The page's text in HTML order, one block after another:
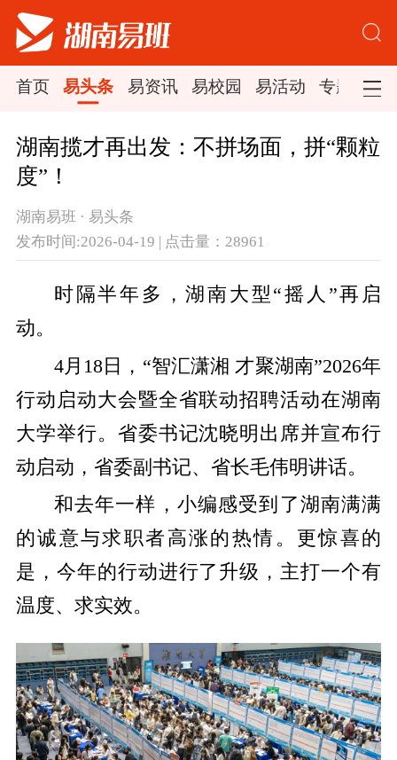
首页 易头条 易资讯 易校园 易活动 专题集锦
湖南揽才再出发：不拼场面，拼“颗粒
度”！
湖南易班 · 易头条
发布时间:2026-04-19 | 点击量：28961
时隔半年多，湖南大型“摇人”再启
动。
4月18日，“智汇潇湘 才聚湖南”2026年
行动启动大会暨全省联动招聘活动在湖南
大学举行。省委书记沈晓明出席并宣布行
动启动，省委副书记、省长毛伟明讲话。
和去年一样，小编感受到了湖南满满
的诚意与求职者高涨的热情。更惊喜的
是，今年的行动进行了升级，主打一个有
温度、求实效。